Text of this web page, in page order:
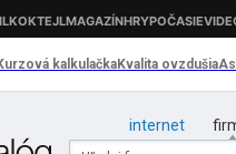
internet